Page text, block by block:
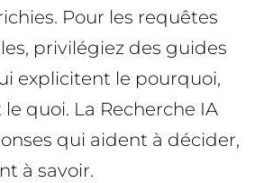
Pour les requêtes
privilégiez des guides
explicitent le pourquoi,
quoi. La Recherche IA
qui aident à décider,
à savoir.